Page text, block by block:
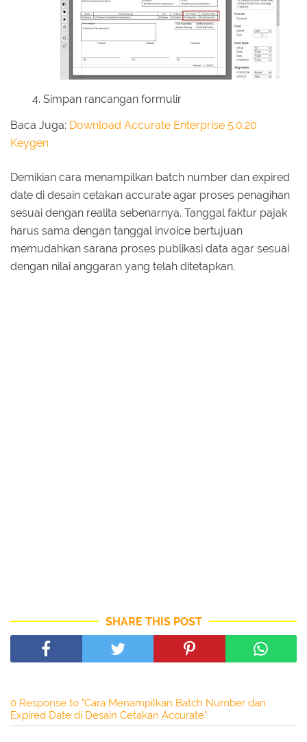
Simpan rancangan formulir
Baca Juga: Download Accurate Enterprise 5.0.20
Keygen
Demikian cara menampilkan batch number dan expired
date di desain cetakan accurate agar proses penagihan
sesuai dengan realita sebenarnya. Tanggal faktur pajak
harus sama dengan tanggal invoice bertujuan
memudahkan sarana proses publikasi data agar sesuai
dengan nilai anggaran yang telah ditetapkan.
SHARE THIS POST
0 Response to "Cara Menampilkan Batch Number dan
Expired Date di Desain Cetakan Accurate"